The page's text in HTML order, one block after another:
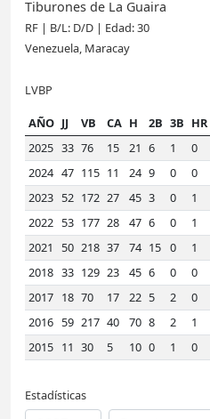
Tiburones de La Guaira
RF | B/L: D/D | Edad: 30
Venezuela, Maracay
LVBP
AÑO JJ VB CA H 2B 3B HR
2025 33 76 15 21 6 1 0
2024 47 115 11 24 9 0 0
2023 52 172 27 45 3 0 1
2022 53 177 28 47 6 0 1
2021
50 218 37 74 15 0 1
2018 33 129 23 45 6 0 0
2017 18 70 17 22 5 2 0
2016 59 217 40 70 8 2 1
2015 11 30 5 10 0 1 0
Estadísticas